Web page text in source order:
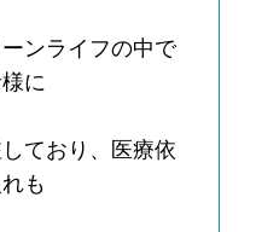
ンライフの中で
に
ており、医療依
も